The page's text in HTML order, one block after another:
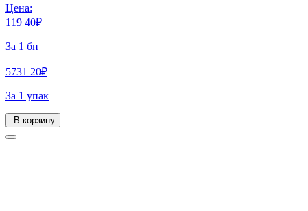
Цена:
119 40₽
За 1 бн
5731 20₽
За 1 упак
В корзину